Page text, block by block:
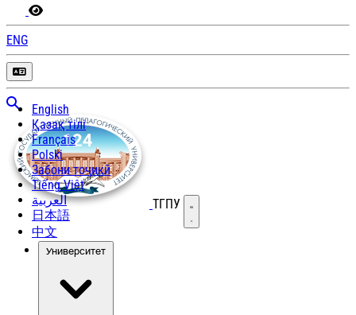
ENG
English
Қазақ тілі
Français
Polski
Забони тоҷикӣ
Tiếng Việt
العربية
日本語
中文
ТГПУ Открыть меню
Университет